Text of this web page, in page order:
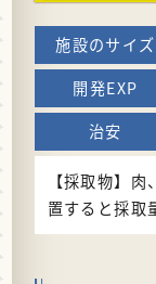
【採取物】
置すると採取